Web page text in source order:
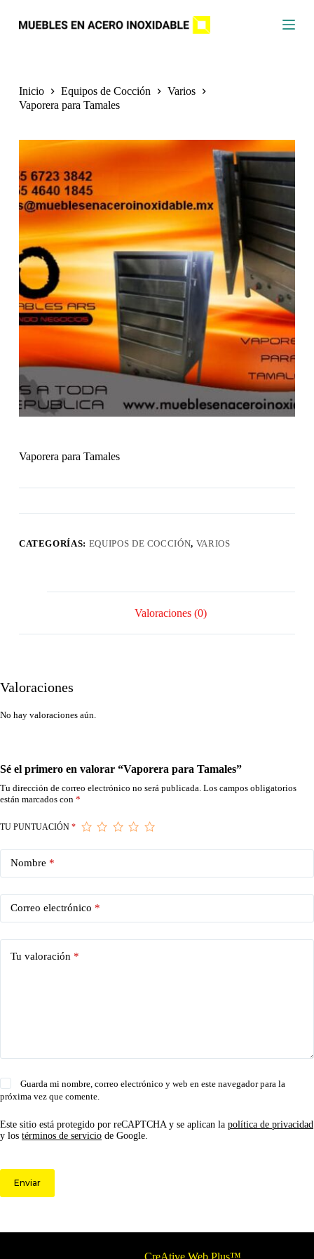
n
n
d
Inicio Equipos de Cocción
Varios
Vaporera para Tamales
Vaporera para Tamales
CATEGORÍAS: EQUIPOS DE COCCIÓN, VARIOS
Valoraciones (0)
Valoraciones
No hay valoraciones aún.
Sé el primero en valorar “Vaporera para Tamales”
Tu dirección de correo electrónico no será publicada. Los campos obligatorios
están marcados con *
TU PUNTUACIÓN *
Nombre *
Correo electrónico *
Tu valoración *
Guarda mi nombre, correo electrónico y web en este navegador para la
próxima vez que comente.
Este sitio está protegido por reCAPTCHA y se aplican la política de privacidad
y los términos de servicio de Google.
Enviar
Optimizado porCreAtive Web Plus™